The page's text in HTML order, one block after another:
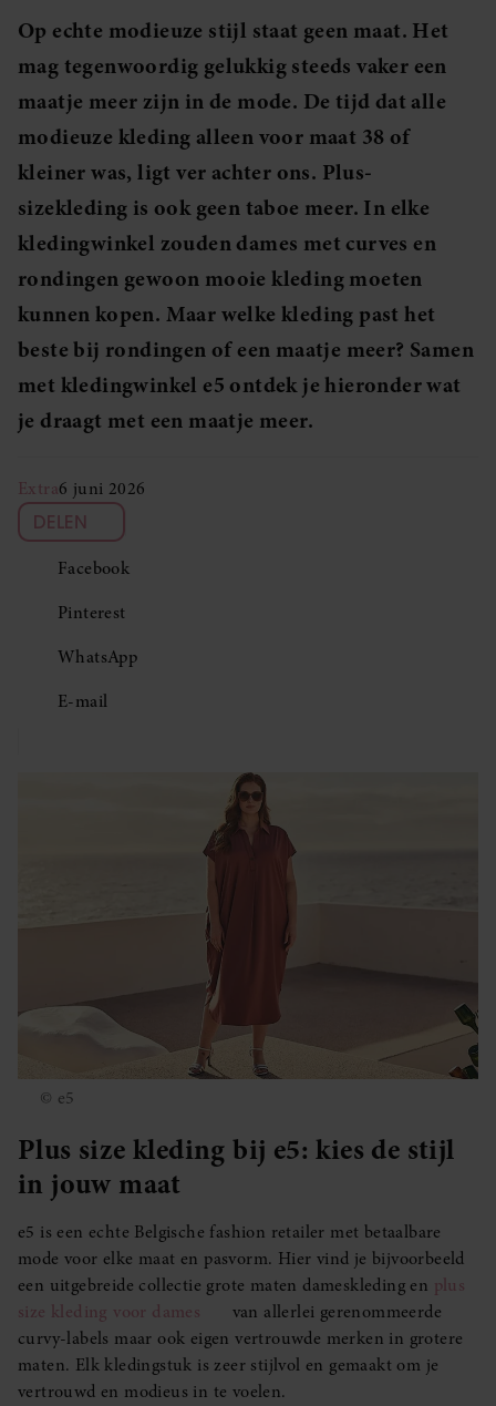
Op echte modieuze stijl staat geen maat. Het
mag tegenwoordig gelukkig steeds vaker een
maatje meer zijn in de mode. De tijd dat alle
modieuze kleding alleen voor maat 38 of
kleiner was, ligt ver achter ons. Plus-
sizekleding is ook geen taboe meer. In elke
kledingwinkel zouden dames met curves en
rondingen gewoon mooie kleding moeten
kunnen kopen. Maar welke kleding past het
beste bij rondingen of een maatje meer? Samen
met kledingwinkel e5 ontdek je hieronder wat
je draagt met een maatje meer.
Extra6 juni 2026
DELEN
Facebook
Pinterest
WhatsApp
E-mail
© e5
Plus size kleding bij e5: kies de stijl
in jouw maat
e5 is een echte Belgische fashion retailer met betaalbare
mode voor elke maat en pasvorm. Hier vind je bijvoorbeeld
een uitgebreide collectie grote maten dameskleding en plus
size kleding voor dames
van allerlei gerenommeerde
curvy-labels maar ook eigen vertrouwde merken in grotere
maten. Elk kledingstuk is zeer stijlvol en gemaakt om je
vertrouwd en modieus in te voelen.